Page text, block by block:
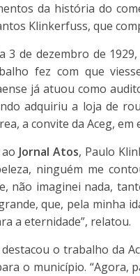
da história do
Klinkerfuss, que
3 de dezembro de
fez com que
já atuou como
adquiriu a loja de
a convite da Aceg,
Jornal Atos, Paulo
ninguém me
não imaginei nada,
que, pela minha
a eternidade”, relatou.
o trabalho da
o município. “Agora,